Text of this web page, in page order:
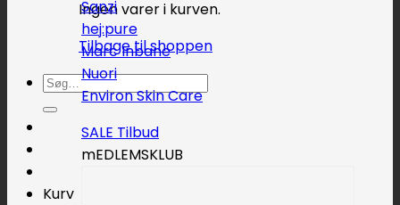
Ingen varer i kurven.
Tilbage til shoppen
Søg
efter:
Kurv
Sanzi
hej:pure
Marc Inbane
Nuori
Environ Skin Care
SALE
mEDLEMSKLUB